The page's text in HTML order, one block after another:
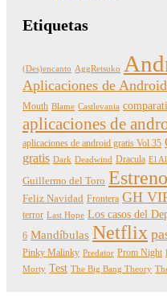
Etiquetas
(Des)encanto AggRetsuko
Aplicaciones de
Mouth Blame Castlevania
aplicaciones de
aplicaciones de android gratis Vol 35
gratis Dark Deadwind Dracula El
Guillermo del Toro
Feliz Navidad Frontera GH
terror Last Hope Los casos del
6 Mandíbulas Netflix
Pinky Malinky Predator Prom Night
Morty Test The Big Bang Theory